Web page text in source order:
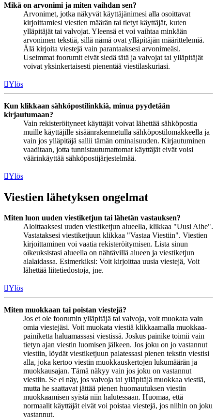
Mikä on arvonimi ja miten vaihdan sen?
Arvonimet, jotka näkyvät käyttäjänimesi alla osoittavat
kirjoittamiesi viestien määrän tai tietyt käyttäjät, kuten
ylläpitäjät tai valvojat. Yleensä et voi vaihtaa minkään
arvonimen tekstiä, sillä nämä ovat ylläpitäjän määrittelemiä.
Älä kirjoita viestejä vain parantaaksesi arvonimeäsi.
Useimmat foorumit eivät siedä tätä ja valvojat tai ylläpitäjät
voivat yksinkertaisesti pienentää viestilaskuriasi.
Ylös
Kun klikkaan sähköpostilinkkiä, minua pyydetään
kirjautumaan?
Vain rekisteröityneet käyttäjät voivat lähettää sähköpostia
muille käyttäjille sisäänrakennetulla sähköpostilomakkeella ja
vain jos ylläpitäjä sallii tämän ominaisuuden. Kirjautuminen
vaaditaan, jotta tunnistautumattomat käyttäjät eivät voisi
väärinkäyttää sähköpostijärjestelmää.
Ylös
Viestien lähetyksen ongelmat
Miten luon uuden viestiketjun tai lähetän vastauksen?
Aloittaaksesi uuden viestiketjun alueella, klikkaa "Uusi Aihe".
Vastataksesi viestiketjuun klikkaa "Vastaa Viestiin". Viestien
kirjoittaminen voi vaatia rekisteröitymisen. Lista sinun
oikeuksistasi alueella on nähtävillä alueen ja viestiketjun
alalaidassa. Esimerkiksi: Voit kirjoittaa uusia viestejä, Voit
lähettää liitetiedostoja, jne.
Ylös
Miten muokkaan tai poistan viestejä?
Jos et ole foorumin ylläpitäjä tai valvoja, voit muokata vain
omia viestejäsi. Voit muokata viestiä klikkaamalla muokkaa-
painiketta haluamassasi viestissä. Joskus painike toimii vain
tietyn ajan viestin luomisen jälkeen. Jos joku on jo vastannut
viestiin, löydät viestiketjuun palatessasi pienen tekstin viestisi
alla, joka kertoo viestin muokkauskertojen lukumäärän ja
muokkausajan. Tämä näkyy vain jos joku on vastannut
viestiin. Se ei näy, jos valvoja tai ylläpitäjä muokkaa viestiä,
mutta he saattavat jättää pienen huomautuksen viestin
muokkaamisen syistä niin halutessaan. Huomaa, että
normaalit käyttäjät eivät voi poistaa viestejä, jos niihin on joku
vastannut.